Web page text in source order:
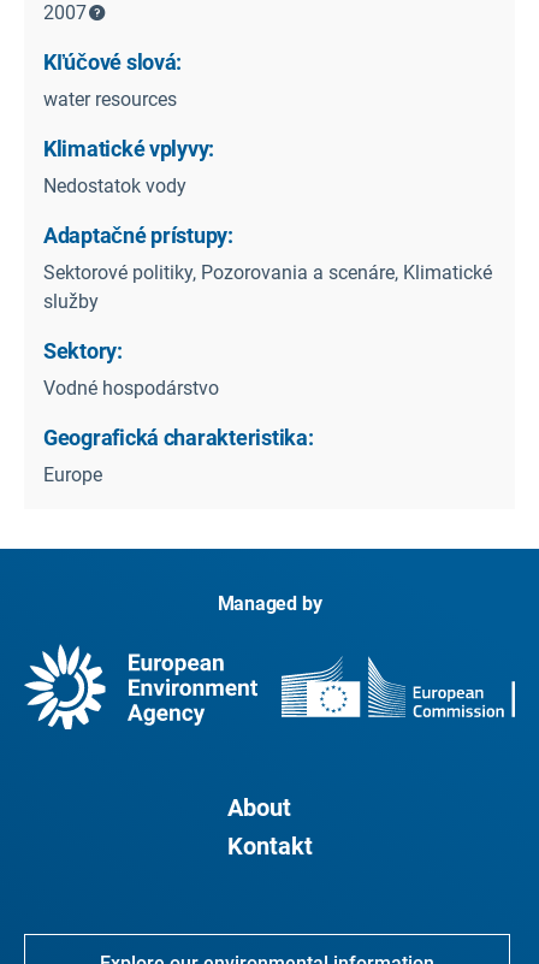
2007
Kľúčové slová:
water resources
Klimatické vplyvy:
Nedostatok vody
Adaptačné prístupy:
Sektorové politiky, Pozorovania a scenáre, Klimatické
služby
Sektory:
Vodné hospodárstvo
Geografická charakteristika:
Europe
Managed by
About
Kontakt